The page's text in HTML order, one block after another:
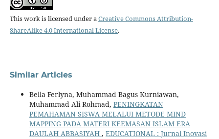
This work is licensed under aCreative Commons Attribution-
ShareAlike 4.0 International License.
Similar Articles
Bella Ferlyna, Muhammad Bagus Kurniawan,
Muhammad Ali Rohmad, PENINGKATAN
PEMAHAMAN SISWA MELALUI METODE MIND
MAPPING PADA MATERI KEEMASAN ISLAM ERA
DAULAH ABBASIYAH , EDUCATIONAL : Jurnal Inovasi